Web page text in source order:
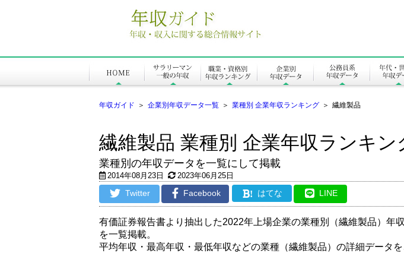
年収ガイド ＞ 企業別年収データ一覧 ＞ 業種別 企業年収ランキング ＞ 繊維製品
繊維製品 業種別 企業年収ランキン
業種別の年収データを一覧にして掲載
2014年08月23日 2023年06月25日
Twitter Facebook ! はてな LINE
有価証券報告書より抽出した2022年上場企業の業種別（繊維製品）年
を一覧掲載。
平均年収・最高年収・最低年収などの業種（繊維製品）の詳細データを